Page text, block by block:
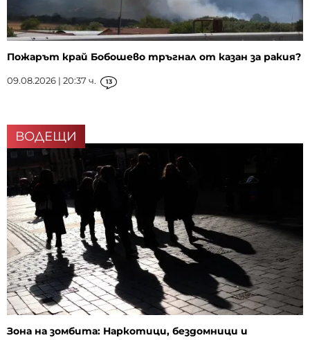
Пожарът край Бобошево тръгнал от казан за ракия?
09.08.2026 | 20:37 ч. 13
ВОДЕЩИ
Зона на зомбита: Наркотици, бездомници и